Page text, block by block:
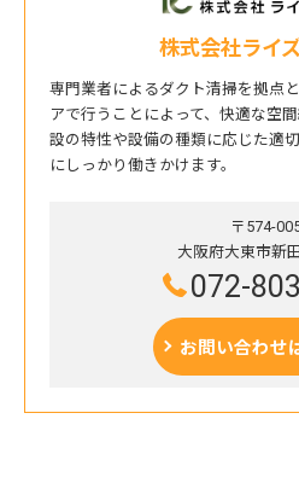
株式会社ライ
専門業者によるダクト清掃を拠点
アで行うことによって、快適な空
設の特性や設備の種類に応じた適
にしっかり働きかけます。
〒574-
大阪府大東市新
072-
お問い合わせ